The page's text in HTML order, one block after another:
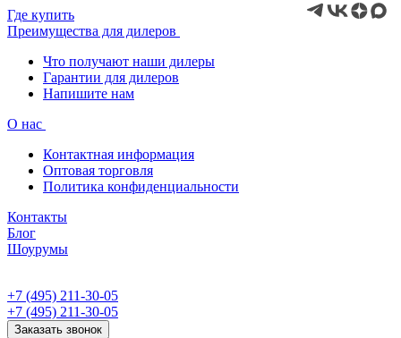
Где купить
Преимущества для дилеров
Что получают наши дилеры
Гарантии для дилеров
Напишите нам
О нас
Контактная информация
Оптовая торговля
Политика конфиденциальности
Контакты
Блог
Шоурумы
+7 (495) 211-30-05
+7 (495) 211-30-05
Заказать звонок